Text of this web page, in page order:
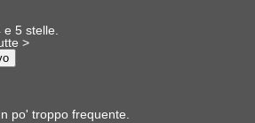
e 5 stelle.
>
po' troppo frequente.